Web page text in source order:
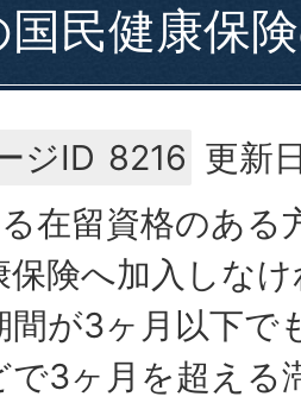
民健康保
ジID 8216 更新
在留資格のある
保険へ加入しな
間が3ヶ月以下で
で3ヶ月を超える